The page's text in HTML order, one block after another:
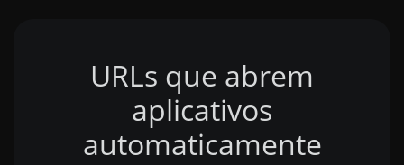
URLs que abrem
aplicativos
automaticamente